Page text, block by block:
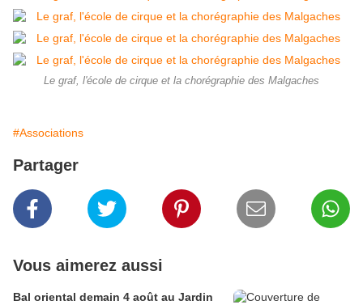
Le graf, l'école de cirque et la chorégraphie des Malgaches
#Associations
Partager
Vous aimerez aussi
Bal oriental demain 4 août au Jardin